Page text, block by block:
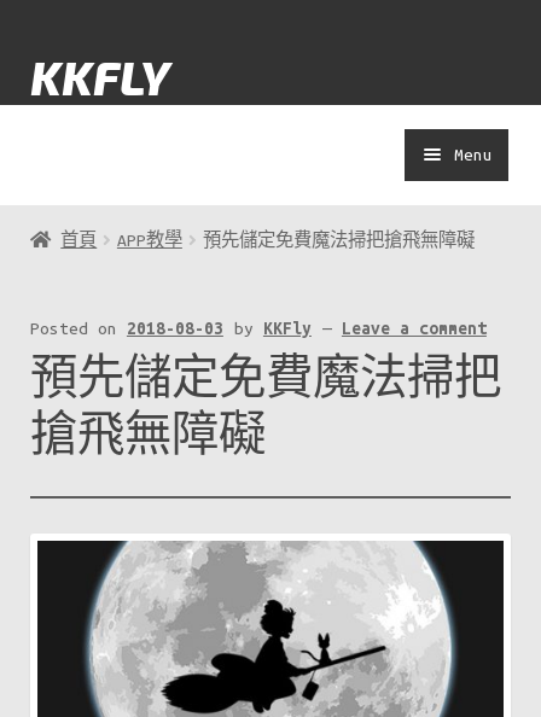
to
to
KKFLY
Menu
著數
演唱會
APP教學
首頁 APP教學 預先儲定免費魔法掃把搶飛無障礙
Posted on 2018-08-03 by KKFly — Leave a comment
預先儲定免費魔法掃把
搶飛無障礙